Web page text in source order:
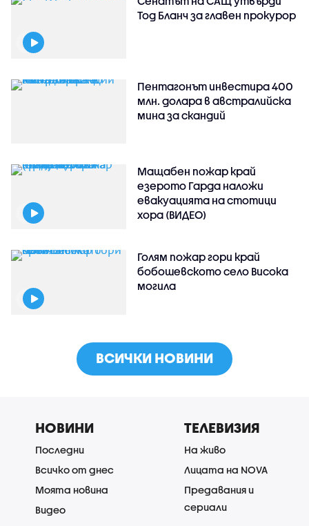
Тод Бланч за главен прокурор
Пентагонът инвестира 400
млн. долара в австралийска
мина за скандий
Мащабен пожар край
езерото Гарда наложи
евакуацията на стотици
хора (ВИДЕО)
Голям пожар гори край
бобошевското село Висока
могила
ВСИЧКИ НОВИНИ
НОВИНИ
Последни
Всичко от днес
Моята новина
Видео
ТЕЛЕВИЗИЯ
На живо
Лицата на NOVA
Предавания и
сериали